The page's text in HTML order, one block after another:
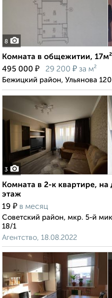
8
Комната в общежитии,
495 000 ₽ 29 200 ₽ за м²
Бежицкий район, Ульянова 120
3
Комната в 2-к квартире,
этаж
19 ₽ в месяц
Советский район, мкр. 5-й
18/1
Агентство, 18.08.2022